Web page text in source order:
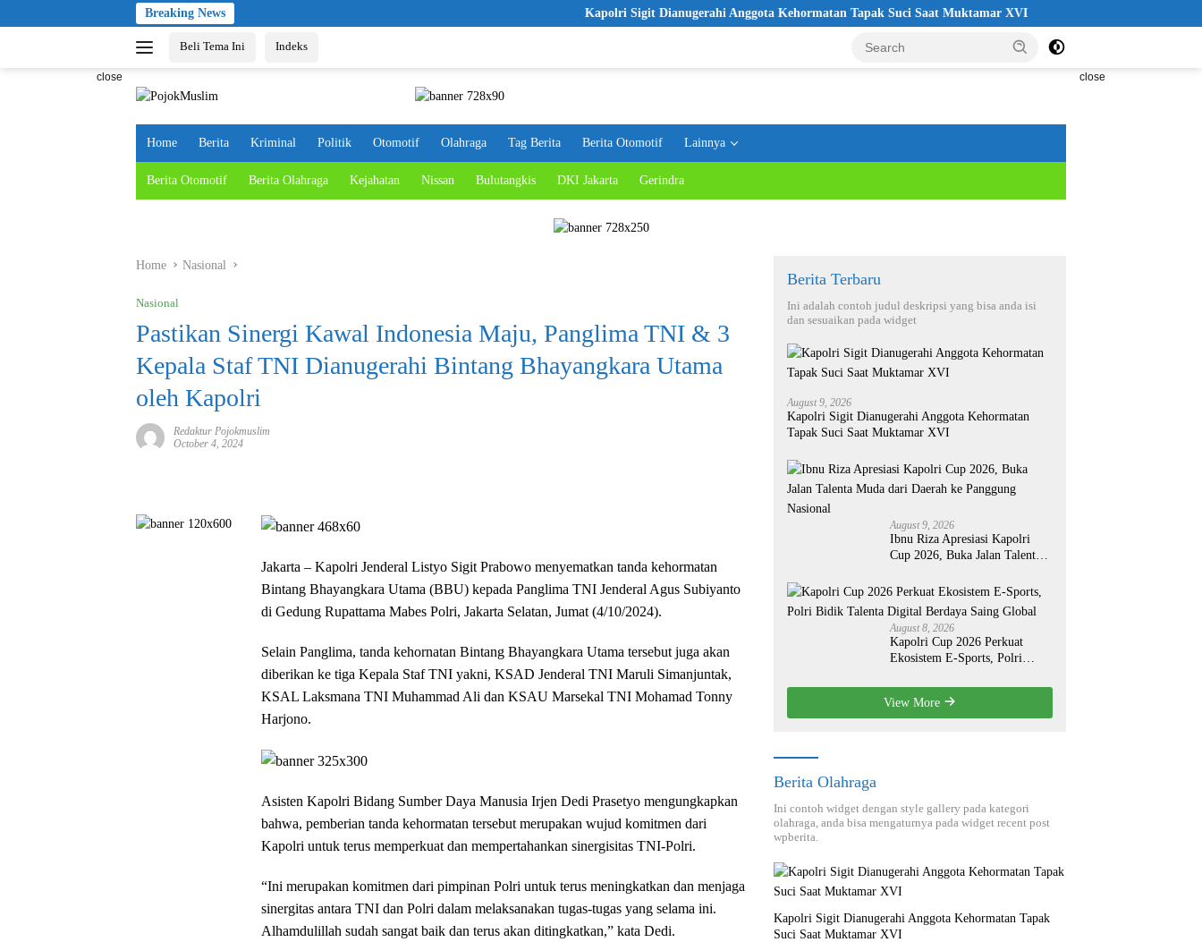
to
Breaking News Kapolri Sigit Dianugerahi Anggota Kehormatan Tapak Suci Saat Muktamar XVI
Beli Tema Ini Indeks
close close
Home Berita Kriminal Politik Otomotif Olahraga Tag Berita Berita Otomotif Lainnya
Berita Otomotif Berita Olahraga Kejahatan Nissan Bulutangkis DKI Jakarta Gerindra
Home Nasional
Nasional
Pastikan Sinergi Kawal Indonesia Maju, Panglima TNI & 3
Kepala Staf TNI Dianugerahi Bintang Bhayangkara Utama
oleh Kapolri
Redaktur Pojokmuslim
October 4, 2024
Jakarta – Kapolri Jenderal Listyo Sigit Prabowo menyematkan tanda kehormatan
Bintang Bhayangkara Utama (BBU) kepada Panglima TNI Jenderal Agus Subiyanto
di Gedung Rupattama Mabes Polri, Jakarta Selatan, Jumat (4/10/2024).
Selain Panglima, tanda kehornatan Bintang Bhayangkara Utama tersebut juga akan
diberikan ke tiga Kepala Staf TNI yakni, KSAD Jenderal TNI Maruli Simanjuntak,
KSAL Laksmana TNI Muhammad Ali dan KSAU Marsekal TNI Mohamad Tonny
Harjono.
Asisten Kapolri Bidang Sumber Daya Manusia Irjen Dedi Prasetyo mengungkapkan
bahwa, pemberian tanda kehormatan tersebut merupakan wujud komitmen dari
Kapolri untuk terus memperkuat dan mempertahankan sinergisitas TNI-Polri.
“Ini merupakan komitmen dari pimpinan Polri untuk terus meningkatkan dan menjaga
sinergitas antara TNI dan Polri dalam melaksanakan tugas-tugas yang selama ini.
Alhamdulillah sudah sangat baik dan terus akan ditingkatkan,” kata Dedi.
Berita Terbaru
Ini adalah contoh judul deskripsi yang bisa anda isi
dan sesuaikan pada widget
August 9, 2026
Kapolri Sigit Dianugerahi Anggota Kehormatan
Tapak Suci Saat Muktamar XVI
August 9, 2026
Ibnu Riza Apresiasi Kapolri
Cup 2026, Buka Jalan Talenta
Nasional
August 8, 2026
Kapolri Cup 2026 Perkuat
Ekosistem E-Sports, Polri
Saing Global
View More
Berita Olahraga
Ini contoh widget dengan style gallery pada kategori
olahraga, anda bisa mengaturnya pada widget recent post
wpberita.
Kapolri Sigit Dianugerahi Anggota Kehormatan Tapak
Suci Saat Muktamar XVI